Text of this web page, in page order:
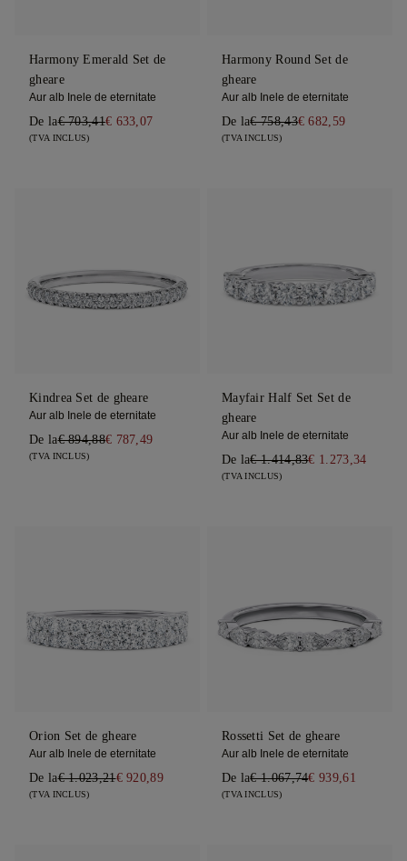
Harmony Emerald Set de
gheare
Aur alb Inele de eternitate
De la€ 703,41€ 633,07
(TVA INCLUS)
Harmony Round Set de
gheare
Aur alb Inele de eternitate
De la€ 758,43€ 682,59
(TVA INCLUS)
Kindrea Set de gheare
Aur alb Inele de eternitate
De la€ 894,88€ 787,49
(TVA INCLUS)
Mayfair Half Set Set de
gheare
Aur alb Inele de eternitate
De la€ 1.414,83€ 1.273,34
(TVA INCLUS)
Orion Set de gheare
Aur alb Inele de eternitate
De la€ 1.023,21€ 920,89
(TVA INCLUS)
Rossetti Set de gheare
Aur alb Inele de eternitate
De la€ 1.067,74€ 939,61
(TVA INCLUS)